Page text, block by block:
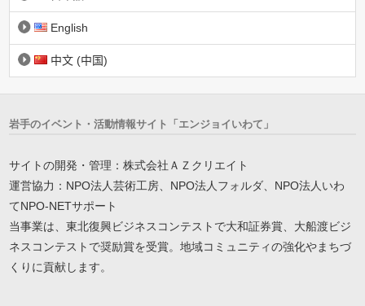
English
中文 (中国)
岩手のイベント・活動情報サイト「エンジョイいわて」
サイトの開発・管理：株式会社ＡＺクリエイト
運営協力：NPO法人芸術工房、NPO法人フォルダ、NPO法人いわ
てNPO-NETサポート
当事業は、東北復興ビジネスコンテストで大和証券賞、大船渡ビジ
ネスコンテストで奨励賞を受賞。地域コミュニティの強化やまちづ
くりに貢献します。